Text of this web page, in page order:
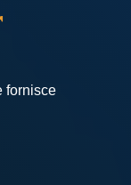
fornisce